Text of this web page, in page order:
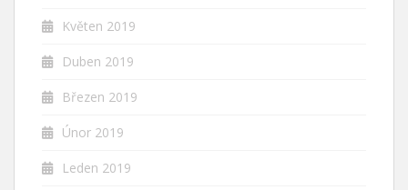
Květen 2019
Duben 2019
Březen 2019
Únor 2019
Leden 2019